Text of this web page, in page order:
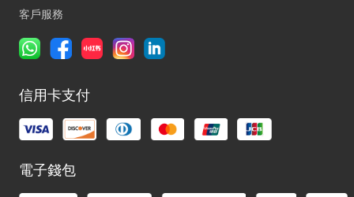
客戶服務
信用卡支付
電子錢包